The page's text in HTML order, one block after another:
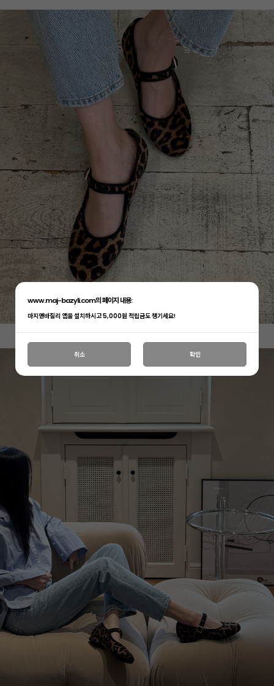
www.maj-bazyli.com의 페이지 내용:
마지앤바질리 앱을 설치하시고 5,000원 적립금도 챙기세요!
취소 확인